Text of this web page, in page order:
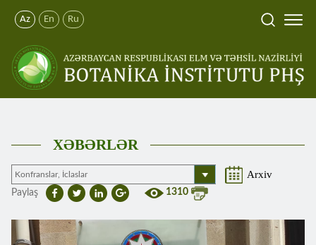
Az En Ru
XƏBƏRLƏR
Arxiv
Paylaş 1310